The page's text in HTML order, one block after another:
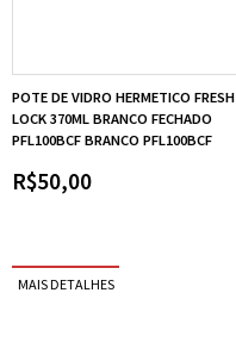
POTE DE VIDRO HERMETICO FRESH
LOCK 370ML BRANCO FECHADO
PFL100BCF BRANCO PFL100BCF
R$50,00